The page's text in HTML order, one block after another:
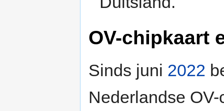
OV-chipkaart
Sinds juni 2022
Nederlandse